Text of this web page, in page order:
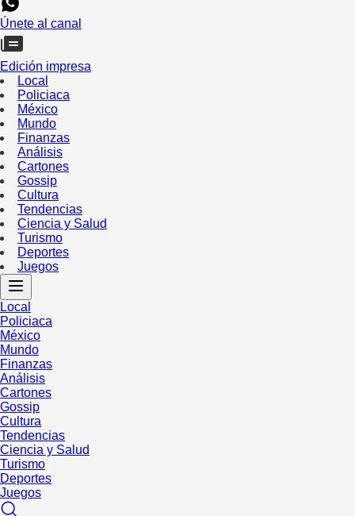
Únete al canal
Edición impresa
Local
Policiaca
México
Mundo
Finanzas
Análisis
Cartones
Gossip
Cultura
Tendencias
Ciencia y Salud
Turismo
Deportes
Juegos
Local
Policiaca
México
Mundo
Finanzas
Análisis
Cartones
Gossip
Cultura
Tendencias
Ciencia y Salud
Turismo
Deportes
Juegos